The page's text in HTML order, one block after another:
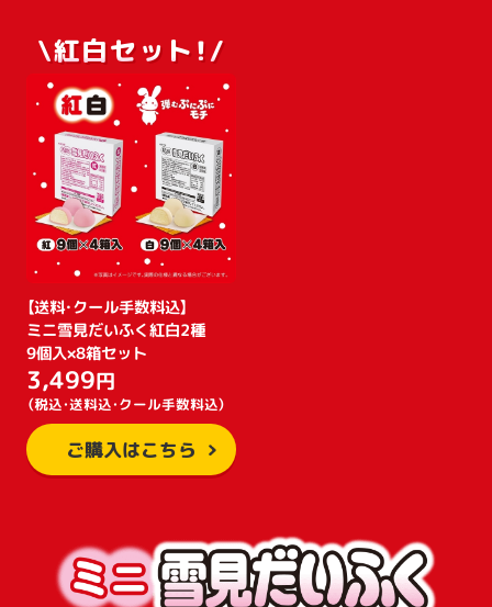
\紅白セット！/
【送料・クール手数料込】
ミニ雪見だいふく紅白2種
9個入×8箱セット
3,499円
（税込・送料込・クール手数料込）
ご購入はこちら